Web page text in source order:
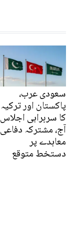
سعودی عرب،
پاکستان اور ترکیہ
کا سربراہی اجلاس
آج، مشترکہ دفاعی
معاہدے پر
دستخط متوقع